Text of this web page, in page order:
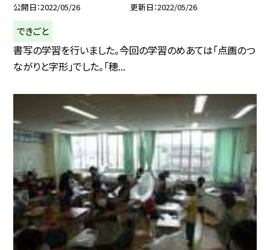
公開日 2022/05/26 更新日 2022/05/26
できごと
書写の学習を行いました。今回の学習のめあては「点画のつ
ながりと字形」でした。「穂...